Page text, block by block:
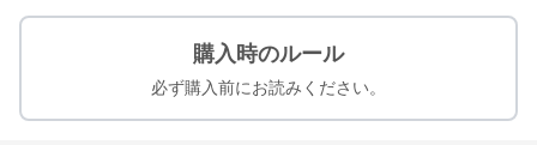
購入時のルール
必ず購入前にお読みください。